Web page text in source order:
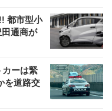
都市型小
通商が
ーは緊
を道路交